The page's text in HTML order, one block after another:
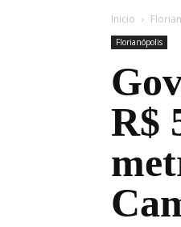
Inicio
Florianópolis
R$